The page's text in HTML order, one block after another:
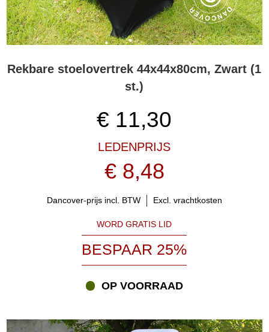
Rekbare stoelovertrek 44x44x80cm, Zwart (1
st.)
€ 11,30
LEDENPRIJS
€ 8,48
Dancover-prijs incl. BTW Excl. vrachtkosten
WORD GRATIS LID
BESPAAR 25%
OP VOORRAAD